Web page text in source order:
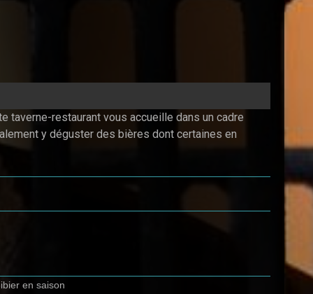
taverne-restaurant vous accueille dans un cadre
y déguster des bières dont certaines en
en saison